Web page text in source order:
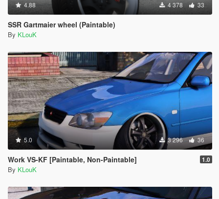
4.88 4 378 33
SSR Gartmaier wheel (Paintable)
By KLouK
5.0 3 296 36
Work VS-KF [Paintable, Non-Paintable] 1.0
By KLouK